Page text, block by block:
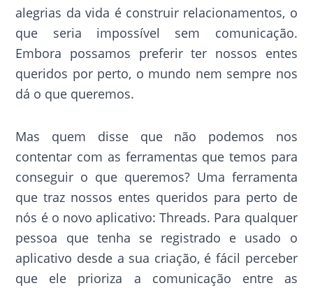
alegrias da vida é construir relacionamentos, o
que seria impossível sem comunicação.
Embora possamos preferir ter nossos entes
queridos por perto, o mundo nem sempre nos
dá o que queremos.
Mas quem disse que não podemos nos
contentar com as ferramentas que temos para
conseguir o que queremos? Uma ferramenta
que traz nossos entes queridos para perto de
nós é o novo aplicativo: Threads. Para qualquer
pessoa que tenha se registrado e usado o
aplicativo desde a sua criação, é fácil perceber
que ele prioriza a comunicação entre as